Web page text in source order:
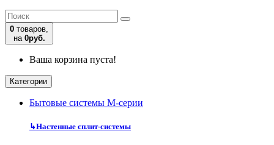
0 товаров,
на 0руб.
Ваша корзина пуста!
Категории
Бытовые системы M-серии
↳Настенные сплит-системы